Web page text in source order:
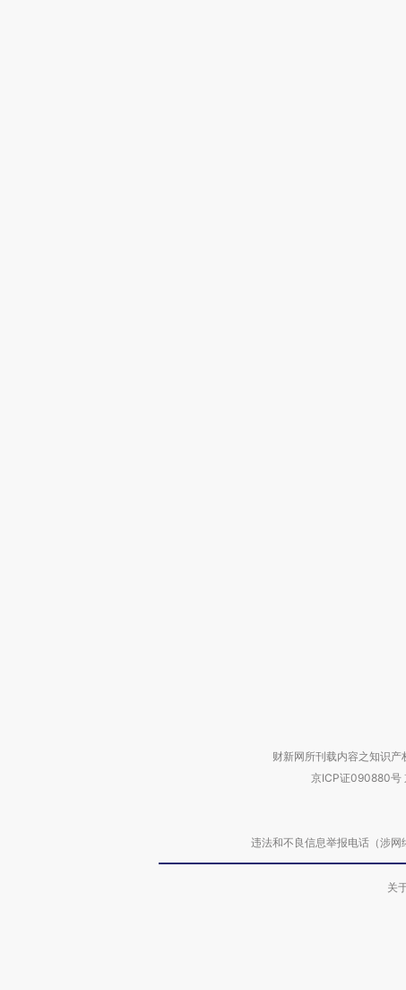
财新网所刊载内容之知识
京ICP证090880号
违法和不良信息举报电话（涉
关